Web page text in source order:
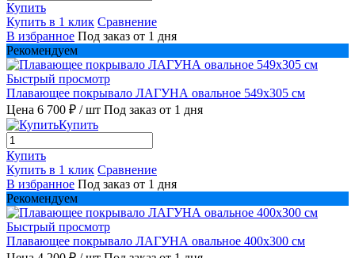
Купить
Купить в 1 клик Сравнение
В избранное Под заказ от 1 дня
Рекомендуем
Быстрый просмотр
Плавающее покрывало ЛАГУНА овальное 549х305 см
Цена 6 700 ₽ / шт Под заказ от 1 дня
Купить
Купить
Купить в 1 клик Сравнение
В избранное Под заказ от 1 дня
Рекомендуем
Быстрый просмотр
Плавающее покрывало ЛАГУНА овальное 400х300 см